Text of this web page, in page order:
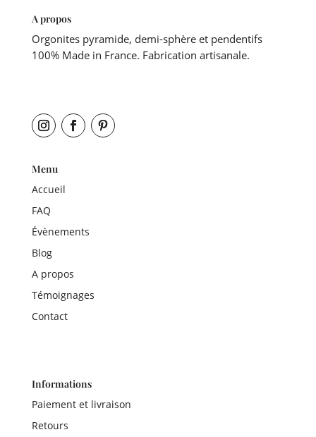
A propos
Orgonites pyramide, demi-sphère et pendentifs
100% Made in France. Fabrication artisanale.
Menu
Accueil
FAQ
Évènements
Blog
A propos
Témoignages
Contact
Informations
Paiement et livraison
Retours